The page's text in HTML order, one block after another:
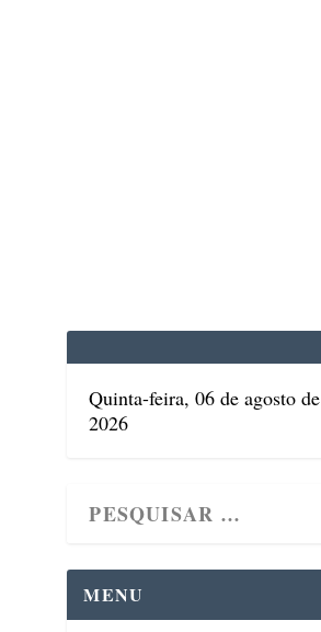
Quinta-feira, 06 de agosto de
2026
MENU